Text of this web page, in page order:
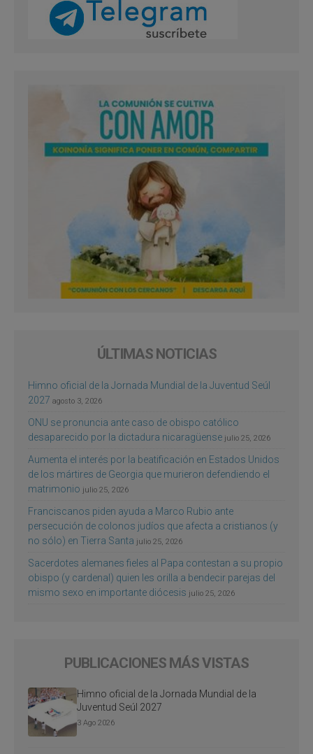
ÚLTIMAS NOTICIAS
Himno oficial de la Jornada Mundial de la Juventud Seúl
2027 agosto 3, 2026
ONU se pronuncia ante caso de obispo católico
desaparecido por la dictadura nicaragüense julio 25, 2026
Aumenta el interés por la beatificación en Estados Unidos
de los mártires de Georgia que murieron defendiendo el
matrimonio julio 25, 2026
Franciscanos piden ayuda a Marco Rubio ante
persecución de colonos judíos que afecta a cristianos (y
no sólo) en Tierra Santa julio 25, 2026
Sacerdotes alemanes fieles al Papa contestan a su propio
obispo (y cardenal) quien les orilla a bendecir parejas del
mismo sexo en importante diócesis julio 25, 2026
PUBLICACIONES MÁS VISTAS
Himno oficial de la Jornada Mundial de la
Juventud Seúl 2027
3 Ago 2026